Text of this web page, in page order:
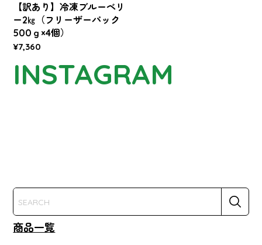
商品一覧
【訳あり】冷凍ブルーベリ
ー2㎏（フリーザーパック
500ｇ×4個）
¥7,360
INSTAGRAM